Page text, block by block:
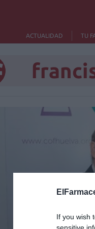
If you wish
sensitive
ACTUALIDAD TU